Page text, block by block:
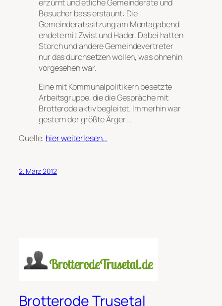
erzürnt und etliche Gemeinderäte und
Besucher bass erstaunt: Die
Gemeinderatssitzung am Montagabend
endete mit Zwist und Hader. Dabei hatten
Storch und andere Gemeindevertreter
nur das durchsetzen wollen, was ohnehin
vorgesehen war.
Eine mit Kommunalpolitikern besetzte
Arbeitsgruppe, die die Gespräche mit
Brotterode aktiv begleitet. Immerhin war
gestern der größte Ärger …
Quelle: hier weiterlesen…
2. März 2012
Brotterode Trusetal